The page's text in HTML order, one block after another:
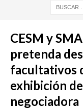
CESM y
pretenda
facultativos
exhibición
negociadora